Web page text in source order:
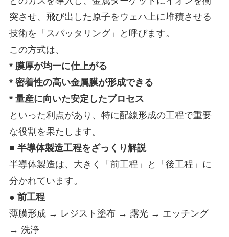
突させ、飛び出した原子をウェハ上に堆積させる
技術を「スパッタリング」と呼びます。
この方式は、
* 膜厚が均一に仕上がる
* 密着性の高い金属膜が形成できる
* 量産に向いた安定したプロセス
といった利点があり、特に配線形成の工程で重要
な役割を果たします。
■ 半導体製造工程をざっくり解説
半導体製造は、大きく「前工程」と「後工程」に
分かれています。
● 前工程
薄膜形成 → レジスト塗布 → 露光 → エッチング
→ 洗浄